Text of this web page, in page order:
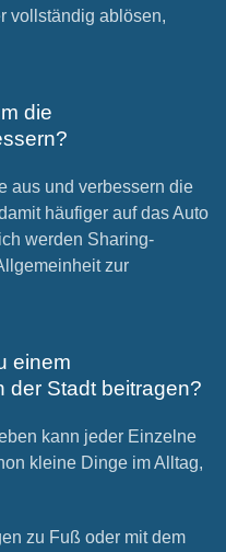
vollständig ablösen,
die
aus und verbessern die
häufiger auf das Auto
werden Sharing-
zur
einem
der Stadt beitragen?
kann jeder Einzelne
kleine Dinge im Alltag,
zu Fuß oder mit dem